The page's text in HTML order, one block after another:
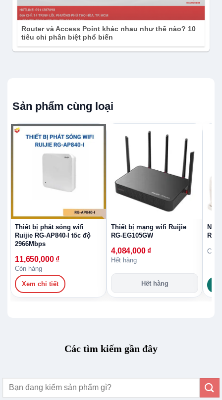
Router và Access Point khác nhau như thế nào? 10
tiêu chi phân biệt phổ biến
Sản phẩm cùng loại
Thiết bị phát sóng wifi
Ruijie RG-AP840-I tốc độ
2966Mbps
11,650,000 ₫
Còn hàng
Xem chi tiết
Thiết bị mạng wifi Ruijie
RG-EG105GW
4,084,000 ₫
Hết hàng
Hết hàng
Còn
Các tìm kiếm gần đây
Tìm